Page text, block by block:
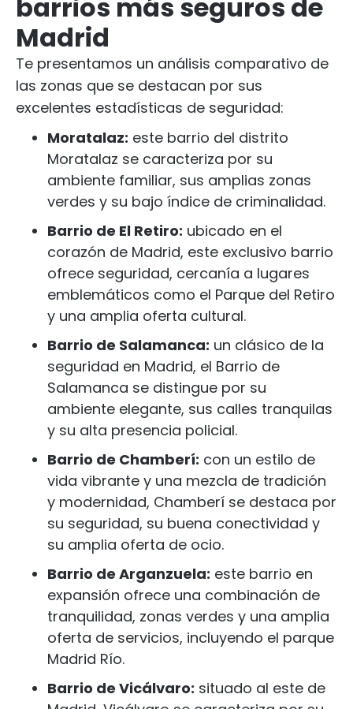
barrios más seguros de
Madrid
Te presentamos un análisis comparativo de
las zonas que se destacan por sus
excelentes estadísticas de seguridad:
Moratalaz: este barrio del distrito
Moratalaz se caracteriza por su
ambiente familiar, sus amplias zonas
verdes y su bajo índice de criminalidad.
Barrio de El Retiro: ubicado en el
corazón de Madrid, este exclusivo barrio
ofrece seguridad, cercanía a lugares
emblemáticos como el Parque del Retiro
y una amplia oferta cultural.
Barrio de Salamanca: un clásico de la
seguridad en Madrid, el Barrio de
Salamanca se distingue por su
ambiente elegante, sus calles tranquilas
y su alta presencia policial.
Barrio de Chamberí: con un estilo de
vida vibrante y una mezcla de tradición
y modernidad, Chamberí se destaca por
su seguridad, su buena conectividad y
su amplia oferta de ocio.
Barrio de Arganzuela: este barrio en
expansión ofrece una combinación de
tranquilidad, zonas verdes y una amplia
oferta de servicios, incluyendo el parque
Madrid Río.
Barrio de Vicálvaro: situado al este de